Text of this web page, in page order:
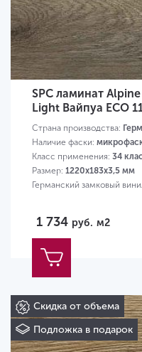
SPC ламинат
Light Вайпуа ЕСО
Страна производства:
Наличие фаски:
Класс применения: 34
Размер: 1220х183х3,5 мм
Германский замковый
1 734 руб. м2
Скидка от объема
Подложка в подарок